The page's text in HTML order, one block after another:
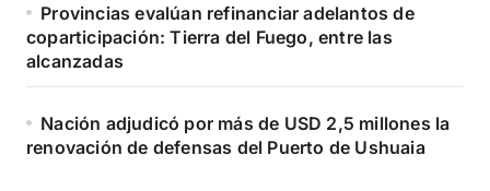
Provincias evalúan refinanciar adelantos de
coparticipación: Tierra del Fuego, entre las
alcanzadas
Nación adjudicó por más de USD 2,5 millones la
renovación de defensas del Puerto de Ushuaia